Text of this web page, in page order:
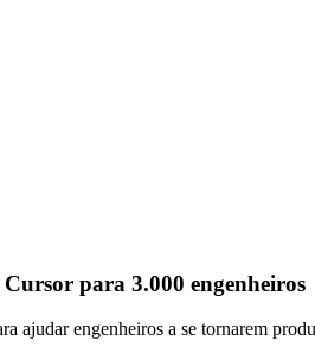
para 3.000 engenheiros
ajudar engenheiros a se tornarem